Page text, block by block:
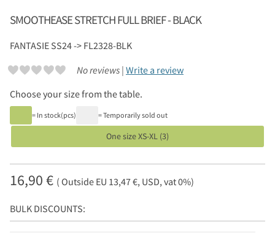
SMOOTHEASE STRETCH FULL BRIEF - BLACK
FANTASIE SS24 -> FL2328-BLK
No reviews | Write a review
Choose your size from the table.
= In stock(pcs) = Temporarily sold out
One size XS-XL (3)
16,90 € ( Outside EU 13,47 €, USD, vat 0%)
BULK DISCOUNTS: